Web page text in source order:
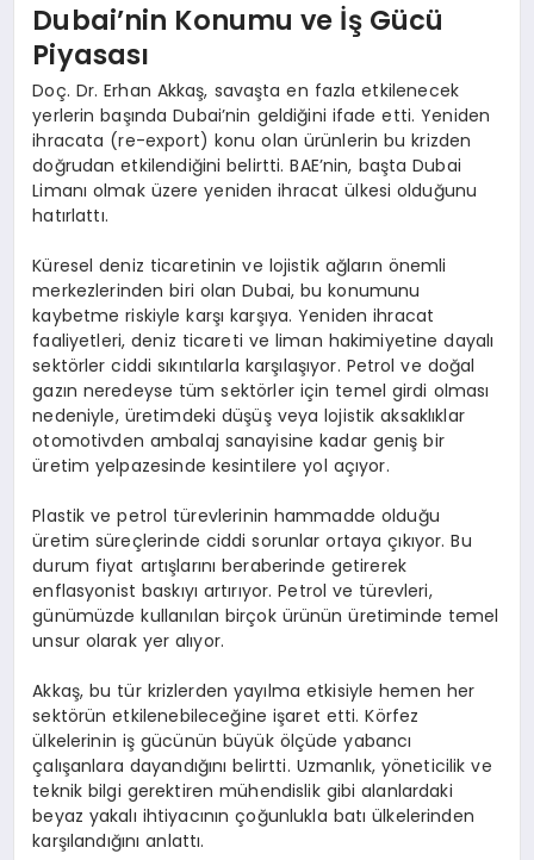
Dubai’nin Konumu ve İş Gücü
Piyasası
Doç. Dr. Erhan Akkaş, savaşta en fazla etkilenecek
yerlerin başında Dubai’nin geldiğini ifade etti. Yeniden
ihracata (re-export) konu olan ürünlerin bu krizden
doğrudan etkilendiğini belirtti. BAE’nin, başta Dubai
Limanı olmak üzere yeniden ihracat ülkesi olduğunu
hatırlattı.
Küresel deniz ticaretinin ve lojistik ağların önemli
merkezlerinden biri olan Dubai, bu konumunu
kaybetme riskiyle karşı karşıya. Yeniden ihracat
faaliyetleri, deniz ticareti ve liman hakimiyetine dayalı
sektörler ciddi sıkıntılarla karşılaşıyor. Petrol ve doğal
gazın neredeyse tüm sektörler için temel girdi olması
nedeniyle, üretimdeki düşüş veya lojistik aksaklıklar
otomotivden ambalaj sanayisine kadar geniş bir
üretim yelpazesinde kesintilere yol açıyor.
Plastik ve petrol türevlerinin hammadde olduğu
üretim süreçlerinde ciddi sorunlar ortaya çıkıyor. Bu
durum fiyat artışlarını beraberinde getirerek
enflasyonist baskıyı artırıyor. Petrol ve türevleri,
günümüzde kullanılan birçok ürünün üretiminde temel
unsur olarak yer alıyor.
Akkaş, bu tür krizlerden yayılma etkisiyle hemen her
sektörün etkilenebileceğine işaret etti. Körfez
ülkelerinin iş gücünün büyük ölçüde yabancı
çalışanlara dayandığını belirtti. Uzmanlık, yöneticilik ve
teknik bilgi gerektiren mühendislik gibi alanlardaki
beyaz yakalı ihtiyacının çoğunlukla batı ülkelerinden
karşılandığını anlattı.